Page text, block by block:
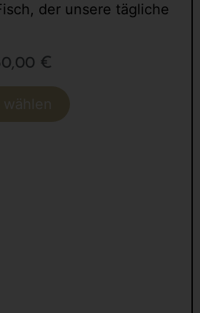
der unsere tägliche
€